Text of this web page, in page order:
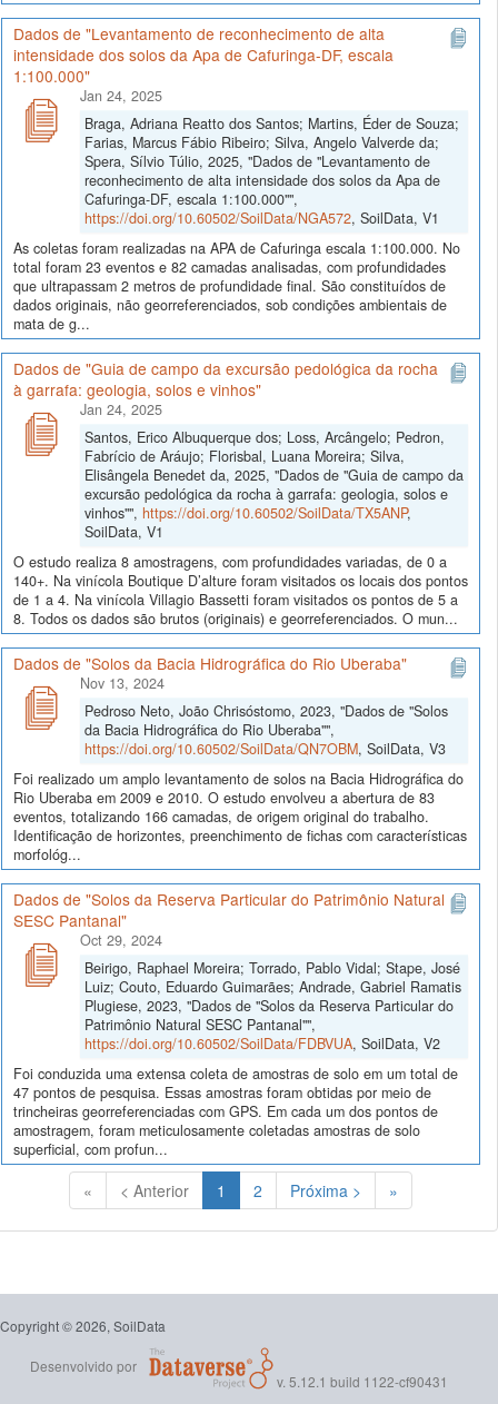
Dados de "Levantamento de reconhecimento de alta
intensidade dos solos da Apa de Cafuringa-DF, escala
1:100.000"
Jan 24, 2025
Braga, Adriana Reatto dos Santos; Martins, Éder de Souza;
Farias, Marcus Fábio Ribeiro; Silva, Angelo Valverde da;
Spera, Sílvio Túlio, 2025, "Dados de "Levantamento de
reconhecimento de alta intensidade dos solos da Apa de
Cafuringa-DF, escala 1:100.000"",
https://doi.org/10.60502/SoilData/NGA572, SoilData, V1
As coletas foram realizadas na APA de Cafuringa escala 1:100.000. No
total foram 23 eventos e 82 camadas analisadas, com profundidades
que ultrapassam 2 metros de profundidade final. São constituídos de
dados originais, não georreferenciados, sob condições ambientais de
mata de g...
Dados de "Guia de campo da excursão pedológica da rocha
à garrafa: geologia, solos e vinhos"
Jan 24, 2025
Santos, Erico Albuquerque dos; Loss, Arcângelo; Pedron,
Fabrício de Aráujo; Florisbal, Luana Moreira; Silva,
Elisângela Benedet da, 2025, "Dados de "Guia de campo da
excursão pedológica da rocha à garrafa: geologia, solos e
vinhos"", https://doi.org/10.60502/SoilData/TX5ANP,
SoilData, V1
O estudo realiza 8 amostragens, com profundidades variadas, de 0 a
140+. Na vinícola Boutique D’alture foram visitados os locais dos pontos
de 1 a 4. Na vinícola Villagio Bassetti foram visitados os pontos de 5 a
8. Todos os dados são brutos (originais) e georreferenciados. O mun...
Dados de "Solos da Bacia Hidrográfica do Rio Uberaba"
Nov 13, 2024
Pedroso Neto, João Chrisóstomo, 2023, "Dados de "Solos
da Bacia Hidrográfica do Rio Uberaba"",
https://doi.org/10.60502/SoilData/QN7OBM, SoilData, V3
Foi realizado um amplo levantamento de solos na Bacia Hidrográfica do
Rio Uberaba em 2009 e 2010. O estudo envolveu a abertura de 83
eventos, totalizando 166 camadas, de origem original do trabalho.
Identificação de horizontes, preenchimento de fichas com características
morfológ...
Dados de "Solos da Reserva Particular do Patrimônio Natural
SESC Pantanal"
Oct 29, 2024
Beirigo, Raphael Moreira; Torrado, Pablo Vidal; Stape, José
Luiz; Couto, Eduardo Guimarães; Andrade, Gabriel Ramatis
Plugiese, 2023, "Dados de "Solos da Reserva Particular do
Patrimônio Natural SESC Pantanal"",
https://doi.org/10.60502/SoilData/FDBVUA, SoilData, V2
Foi conduzida uma extensa coleta de amostras de solo em um total de
47 pontos de pesquisa. Essas amostras foram obtidas por meio de
trincheiras georreferenciadas com GPS. Em cada um dos pontos de
amostragem, foram meticulosamente coletadas amostras de solo
superficial, com profun...
« < Anterior 1 (Atual)
2 Próxima > »
Copyright © 2026, SoilData
Desenvolvido por
v. 5.12.1 build 1122-cf90431